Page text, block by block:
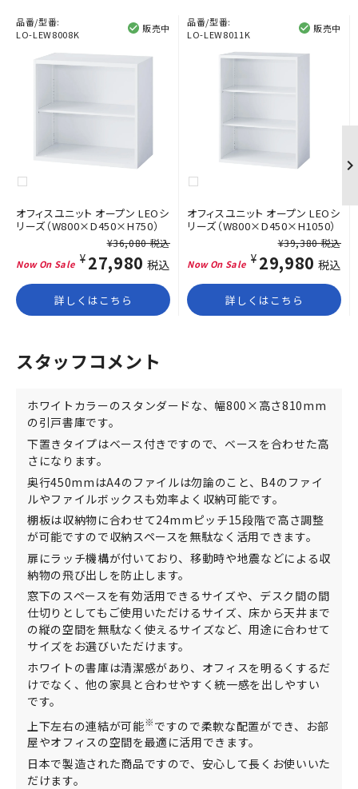
品番/型番:
LO-LEW8008K
販売中
オフィスユニット オープン LEOシ
リーズ（W800×D450×H750）
¥36,080 税込
¥27,980 税込
詳しくはこちら
品番/型番:
LO-LEW8011K
販売中
オフィスユニット オープン LEOシ
リーズ（W800×D450×H1050）
¥39,380 税込
¥29,980 税込
詳しくはこちら
スタッフコメント
ホワイトカラーのスタンダードな、幅800×高さ810mm
の引戸書庫です。
下置きタイプはベース付きですので、ベースを合わせた高
さになります。
奥行450mmはA4のファイルは勿論のこと、B4のファイ
ルやファイルボックスも効率よく収納可能です。
棚板は収納物に合わせて24mmピッチ15段階で高さ調整
が可能ですので収納スペースを無駄なく活用できます。
扉にラッチ機構が付いており、移動時や地震などによる収
納物の飛び出しを防止します。
窓下のスペースを有効活用できるサイズや、デスク間の間
仕切りとしてもご使用いただけるサイズ、床から天井まで
の縦の空間を無駄なく使えるサイズなど、用途に合わせて
サイズをお選びいただけます。
ホワイトの書庫は清潔感があり、オフィスを明るくするだ
けでなく、他の家具と合わせやすく統一感を出しやすい
です。
上下左右の連結が可能※ですので柔軟な配置ができ、お部
屋やオフィスの空間を最適に活用できます。
日本で製造された商品ですので、安心して長くお使いいた
だけます。